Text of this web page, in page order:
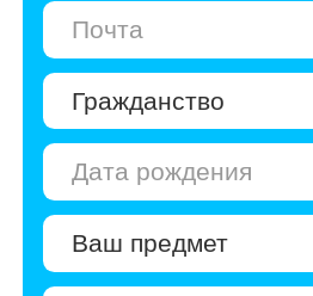
Даю согласие наобработку
Даю согласие наполучение